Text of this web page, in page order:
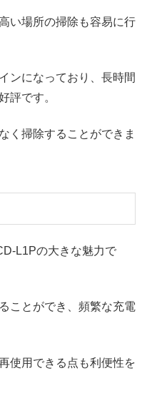
い場所の掃除も容易に行
ンになっており、長時間
評です。
く掃除することができま
L1Pの大きな魅力で
ことができ、頻繁な充電
使用できる点も利便性を